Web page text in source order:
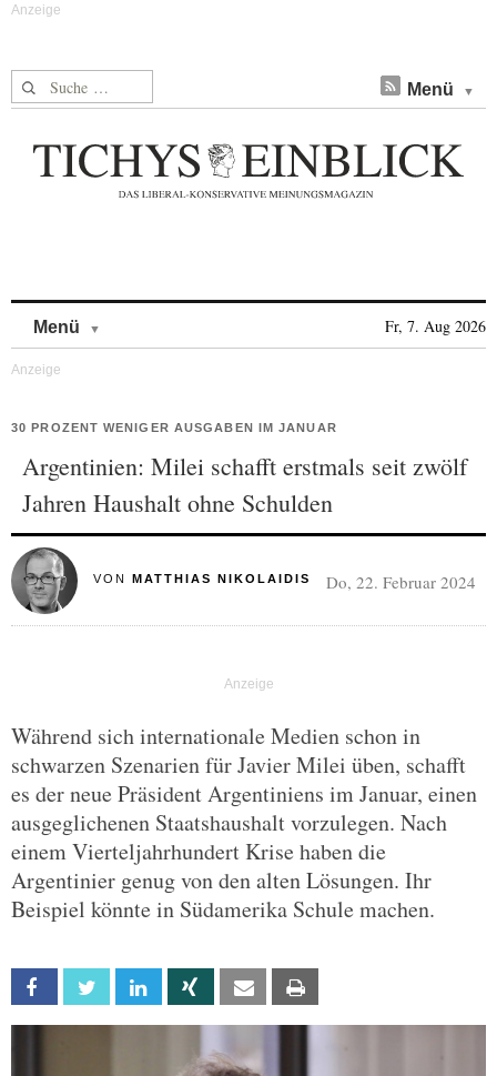
Suche nach: Menü
Menü Fr, 7. Aug 2026
30 PROZENT WENIGER AUSGABEN IM JANUAR
Argentinien: Milei schafft erstmals seit zwölf
Jahren Haushalt ohne Schulden
VON MATTHIAS NIKOLAIDIS Do, 22. Februar 2024
Während sich internationale Medien schon in
schwarzen Szenarien für Javier Milei üben, schafft
es der neue Präsident Argentiniens im Januar, einen
ausgeglichenen Staatshaushalt vorzulegen. Nach
einem Vierteljahrhundert Krise haben die
Argentinier genug von den alten Lösungen. Ihr
Beispiel könnte in Südamerika Schule machen.
Facebook Twitter Linkedin Xing Email